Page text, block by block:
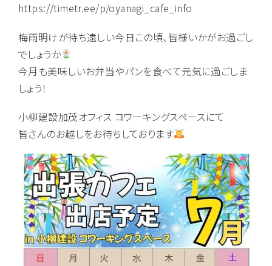
https://timetr.ee/p/oyanagi_cafe_info
梅雨明けが待ち遠しい今日この頃、皆様いかがお過ごし
でしょうか
今月も美味しいお弁当やパンを食べて元気に過ごしま
しょう！
小柳建設加茂オフィス コワーキングスペースにて
皆さんのお越しをお待ちしております